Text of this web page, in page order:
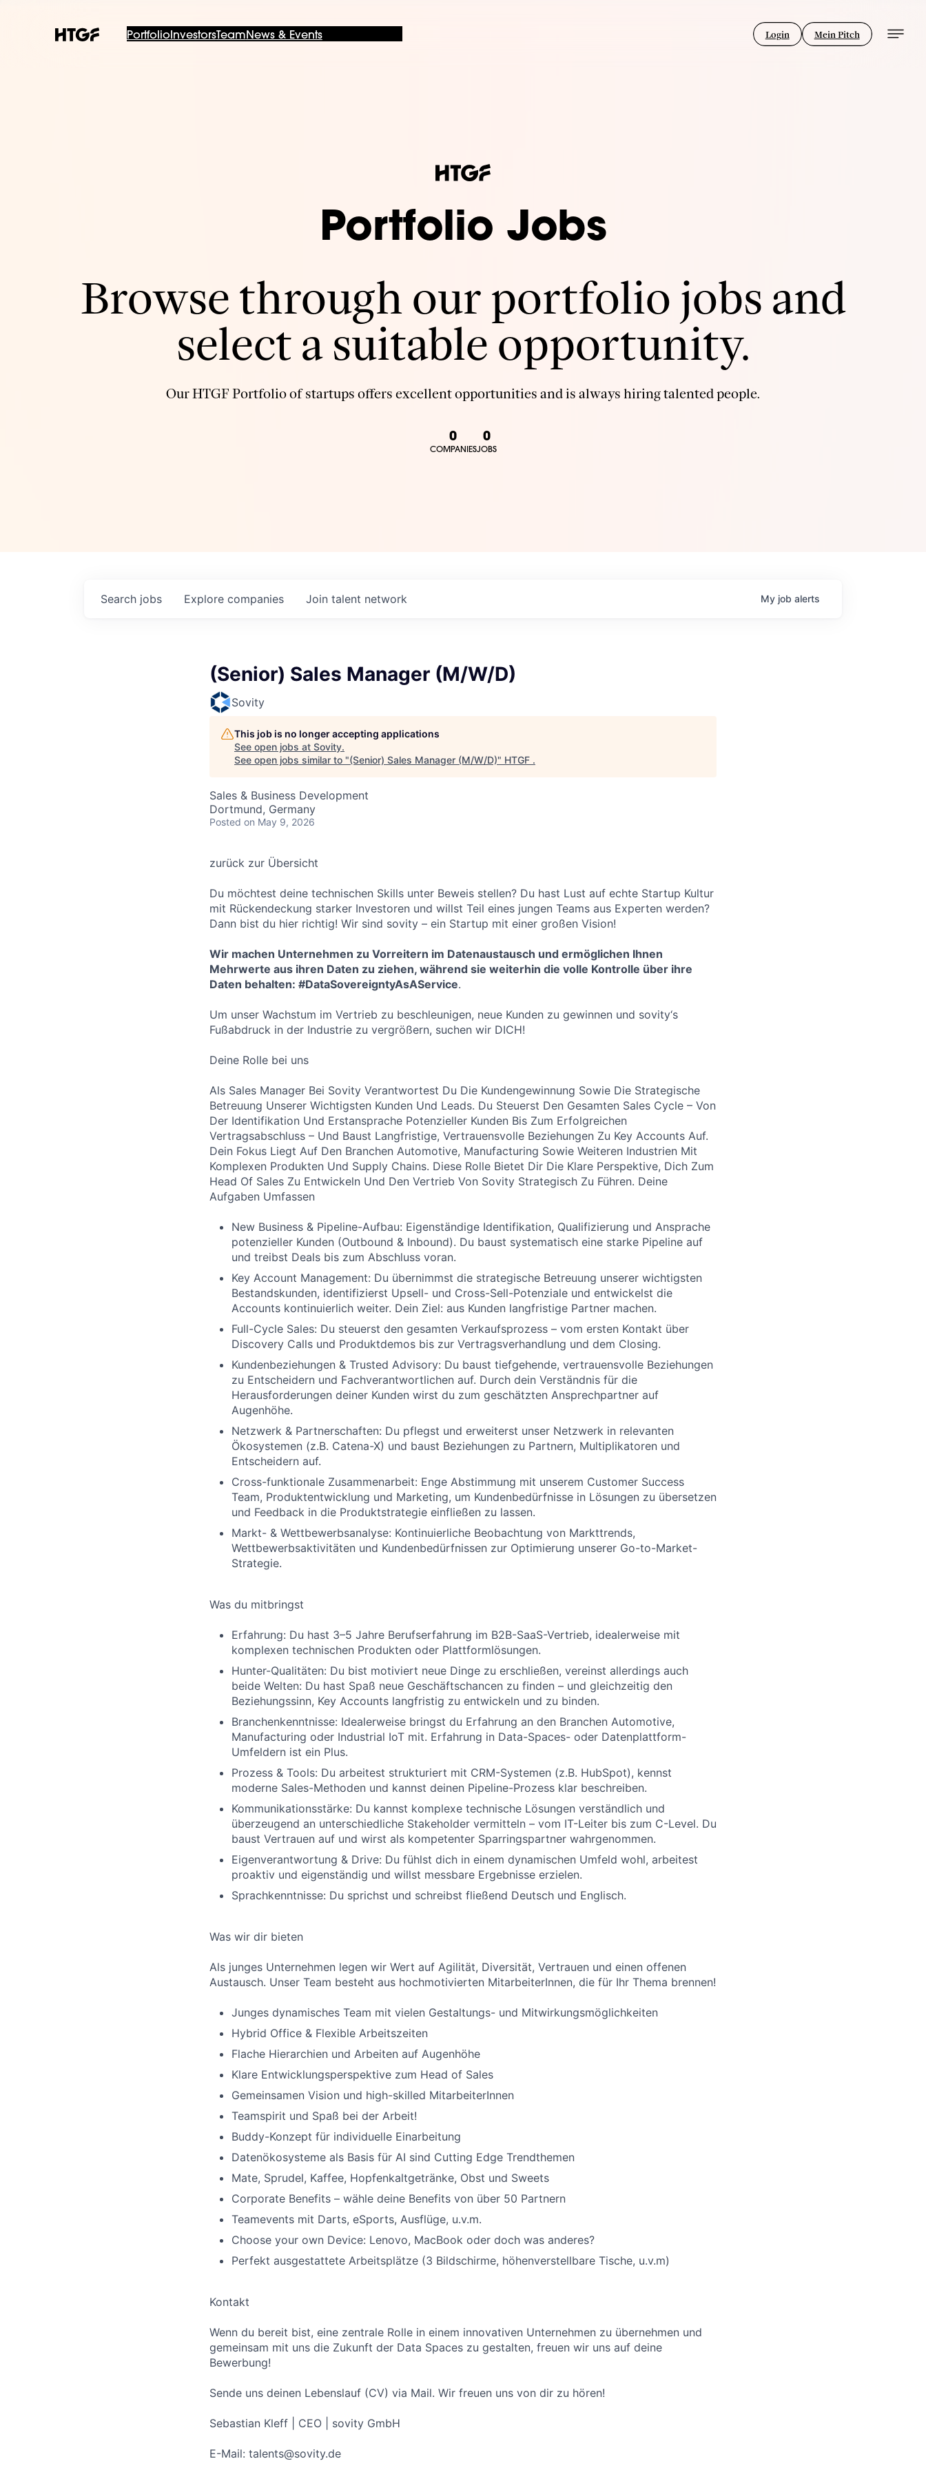
PortfolioInvestorsTeam News & Events Login Mein Pitch
Portfolio Jobs
Browse through our portfolio jobs and
select a suitable opportunity.
Our HTGF Portfolio of startups offers excellent opportunities and is always hiring talented people.
0
COMPANIES
0
JOBS
Search jobs Explore companies Join talent network My job alerts
(Senior) Sales Manager (M/W/D)
Sovity
This job is no longer accepting applications
See open jobs at Sovity.
See open jobs similar to "(Senior) Sales Manager (M/W/D)" HTGF .
Sales & Business Development
Dortmund, Germany
Posted on May 9, 2026
zurück zur Übersicht
Du möchtest deine technischen Skills unter Beweis stellen? Du hast Lust auf echte Startup Kultur
mit Rückendeckung starker Investoren und willst Teil eines jungen Teams aus Experten werden?
Dann bist du hier richtig! Wir sind sovity – ein Startup mit einer großen Vision!
Wir machen Unternehmen zu Vorreitern im Datenaustausch und ermöglichen Ihnen
Mehrwerte aus ihren Daten zu ziehen, während sie weiterhin die volle Kontrolle über ihre
Daten behalten: #DataSovereigntyAsAService.
Um unser Wachstum im Vertrieb zu beschleunigen, neue Kunden zu gewinnen und sovity‘s
Fußabdruck in der Industrie zu vergrößern, suchen wir DICH!
Deine Rolle bei uns
Als Sales Manager Bei Sovity Verantwortest Du Die Kundengewinnung Sowie Die Strategische
Betreuung Unserer Wichtigsten Kunden Und Leads. Du Steuerst Den Gesamten Sales Cycle – Von
Der Identifikation Und Erstansprache Potenzieller Kunden Bis Zum Erfolgreichen
Vertragsabschluss – Und Baust Langfristige, Vertrauensvolle Beziehungen Zu Key Accounts Auf.
Dein Fokus Liegt Auf Den Branchen Automotive, Manufacturing Sowie Weiteren Industrien Mit
Komplexen Produkten Und Supply Chains. Diese Rolle Bietet Dir Die Klare Perspektive, Dich Zum
Head Of Sales Zu Entwickeln Und Den Vertrieb Von Sovity Strategisch Zu Führen. Deine
Aufgaben Umfassen
New Business & Pipeline-Aufbau: Eigenständige Identifikation, Qualifizierung und Ansprache
potenzieller Kunden (Outbound & Inbound). Du baust systematisch eine starke Pipeline auf
und treibst Deals bis zum Abschluss voran.
Key Account Management: Du übernimmst die strategische Betreuung unserer wichtigsten
Bestandskunden, identifizierst Upsell- und Cross-Sell-Potenziale und entwickelst die
Accounts kontinuierlich weiter. Dein Ziel: aus Kunden langfristige Partner machen.
Full-Cycle Sales: Du steuerst den gesamten Verkaufsprozess – vom ersten Kontakt über
Discovery Calls und Produktdemos bis zur Vertragsverhandlung und dem Closing.
Kundenbeziehungen & Trusted Advisory: Du baust tiefgehende, vertrauensvolle Beziehungen
zu Entscheidern und Fachverantwortlichen auf. Durch dein Verständnis für die
Herausforderungen deiner Kunden wirst du zum geschätzten Ansprechpartner auf
Augenhöhe.
Netzwerk & Partnerschaften: Du pflegst und erweiterst unser Netzwerk in relevanten
Ökosystemen (z.B. Catena-X) und baust Beziehungen zu Partnern, Multiplikatoren und
Entscheidern auf.
Cross-funktionale Zusammenarbeit: Enge Abstimmung mit unserem Customer Success
Team, Produktentwicklung und Marketing, um Kundenbedürfnisse in Lösungen zu übersetzen
und Feedback in die Produktstrategie einfließen zu lassen.
Markt- & Wettbewerbsanalyse: Kontinuierliche Beobachtung von Markttrends,
Wettbewerbsaktivitäten und Kundenbedürfnissen zur Optimierung unserer Go-to-Market-
Strategie.
Was du mitbringst
Erfahrung: Du hast 3–5 Jahre Berufserfahrung im B2B-SaaS-Vertrieb, idealerweise mit
komplexen technischen Produkten oder Plattformlösungen.
Hunter-Qualitäten: Du bist motiviert neue Dinge zu erschließen, vereinst allerdings auch
beide Welten: Du hast Spaß neue Geschäftschancen zu finden – und gleichzeitig den
Beziehungssinn, Key Accounts langfristig zu entwickeln und zu binden.
Branchenkenntnisse: Idealerweise bringst du Erfahrung an den Branchen Automotive,
Manufacturing oder Industrial IoT mit. Erfahrung in Data-Spaces- oder Datenplattform-
Umfeldern ist ein Plus.
Prozess & Tools: Du arbeitest strukturiert mit CRM-Systemen (z.B. HubSpot), kennst
moderne Sales-Methoden und kannst deinen Pipeline-Prozess klar beschreiben.
Kommunikationsstärke: Du kannst komplexe technische Lösungen verständlich und
überzeugend an unterschiedliche Stakeholder vermitteln – vom IT-Leiter bis zum C-Level. Du
baust Vertrauen auf und wirst als kompetenter Sparringspartner wahrgenommen.
Eigenverantwortung & Drive: Du fühlst dich in einem dynamischen Umfeld wohl, arbeitest
proaktiv und eigenständig und willst messbare Ergebnisse erzielen.
Sprachkenntnisse: Du sprichst und schreibst fließend Deutsch und Englisch.
Was wir dir bieten
Als junges Unternehmen legen wir Wert auf Agilität, Diversität, Vertrauen und einen offenen
Austausch. Unser Team besteht aus hochmotivierten MitarbeiterInnen, die für Ihr Thema brennen!
Junges dynamisches Team mit vielen Gestaltungs- und Mitwirkungsmöglichkeiten
Hybrid Office & Flexible Arbeitszeiten
Flache Hierarchien und Arbeiten auf Augenhöhe
Klare Entwicklungsperspektive zum Head of Sales
Gemeinsamen Vision und high-skilled MitarbeiterInnen
Teamspirit und Spaß bei der Arbeit!
Buddy-Konzept für individuelle Einarbeitung
Datenökosysteme als Basis für AI sind Cutting Edge Trendthemen
Mate, Sprudel, Kaffee, Hopfenkaltgetränke, Obst und Sweets
Corporate Benefits – wähle deine Benefits von über 50 Partnern
Teamevents mit Darts, eSports, Ausflüge, u.v.m.
Choose your own Device: Lenovo, MacBook oder doch was anderes?
Perfekt ausgestattete Arbeitsplätze (3 Bildschirme, höhenverstellbare Tische, u.v.m)
Kontakt
Wenn du bereit bist, eine zentrale Rolle in einem innovativen Unternehmen zu übernehmen und
gemeinsam mit uns die Zukunft der Data Spaces zu gestalten, freuen wir uns auf deine
Bewerbung!
Sende uns deinen Lebenslauf (CV) via Mail. Wir freuen uns von dir zu hören!
Sebastian Kleff | CEO | sovity GmbH
E-Mail: talents@sovity.de